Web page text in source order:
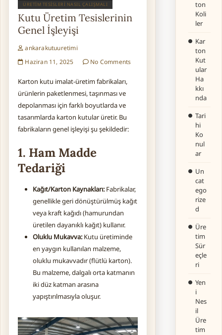
ÜRETIM TESISLERI NASIL ÇALIŞMALI
Kutu Üretim Tesislerinin
Genel İşleyişi
ankarakutuuretimi
Haziran 11, 2025
No Comments
Karton kutu imalat-üretim fabrikaları,
ürünlerin paketlenmesi, taşınması ve
depolanması için farklı boyutlarda ve
tasarımlarda karton kutular üretir. Bu
fabrikaların genel işleyişi şu şekildedir:
1. Ham Madde
Tedariği
Kağıt/Karton Kaynakları: Fabrikalar,
genellikle geri dönüştürülmüş kağıt
veya kraft kağıdı (hamurundan
üretilen dayanıklı kağıt) kullanır.
Oluklu Mukavva: Kutu üretiminde
en yaygın kullanılan malzeme,
oluklu mukavvadır (flütlü karton).
Bu malzeme, dalgalı orta katmanın
iki düz katman arasına
yapıştırılmasıyla oluşur.
ton
Koli
ler
Kar
ton
Kut
ular
Ha
kkı
nda
Tari
hi
Ko
nul
ar
Un
cat
ego
rize
d
Üre
tim
Sür
eçle
ri
Yen
i
Nes
il
Üre
tim